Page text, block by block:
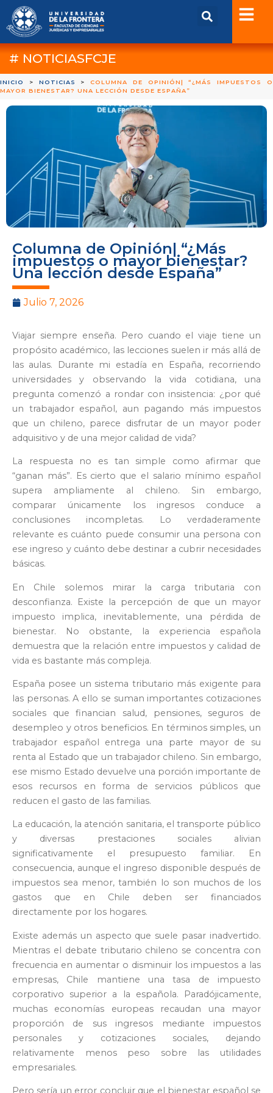
# NOTICIASFCJE
INICIO > NOTICIAS >COLUMNA DE OPINIÓN| “¿MÁS IMPUESTOS O
MAYOR BIENESTAR? UNA LECCIÓN DESDE ESPAÑA”
Columna de Opinión| “¿Más
impuestos o mayor bienestar?
Una lección desde España”
Julio 7, 2026
Viajar siempre enseña. Pero cuando el viaje tiene un
propósito académico, las lecciones suelen ir más allá de
las aulas. Durante mi estadía en España, recorriendo
universidades y observando la vida cotidiana, una
pregunta comenzó a rondar con insistencia: ¿por qué
un trabajador español, aun pagando más impuestos
que un chileno, parece disfrutar de un mayor poder
adquisitivo y de una mejor calidad de vida?
La respuesta no es tan simple como afirmar que
“ganan más”. Es cierto que el salario mínimo español
supera ampliamente al chileno. Sin embargo,
comparar únicamente los ingresos conduce a
conclusiones incompletas. Lo verdaderamente
relevante es cuánto puede consumir una persona con
ese ingreso y cuánto debe destinar a cubrir necesidades
básicas.
En Chile solemos mirar la carga tributaria con
desconfianza. Existe la percepción de que un mayor
impuesto implica, inevitablemente, una pérdida de
bienestar. No obstante, la experiencia española
demuestra que la relación entre impuestos y calidad de
vida es bastante más compleja.
España posee un sistema tributario más exigente para
las personas. A ello se suman importantes cotizaciones
sociales que financian salud, pensiones, seguros de
desempleo y otros beneficios. En términos simples, un
trabajador español entrega una parte mayor de su
renta al Estado que un trabajador chileno. Sin embargo,
ese mismo Estado devuelve una porción importante de
esos recursos en forma de servicios públicos que
reducen el gasto de las familias.
La educación, la atención sanitaria, el transporte público
y diversas prestaciones sociales alivian
significativamente el presupuesto familiar. En
consecuencia, aunque el ingreso disponible después de
impuestos sea menor, también lo son muchos de los
gastos que en Chile deben ser financiados
directamente por los hogares.
Existe además un aspecto que suele pasar inadvertido.
Mientras el debate tributario chileno se concentra con
frecuencia en aumentar o disminuir los impuestos a las
empresas, Chile mantiene una tasa de impuesto
corporativo superior a la española. Paradójicamente,
muchas economías europeas recaudan una mayor
proporción de sus ingresos mediante impuestos
personales y cotizaciones sociales, dejando
relativamente menos peso sobre las utilidades
empresariales.
Pero sería un error concluir que el bienestar español se